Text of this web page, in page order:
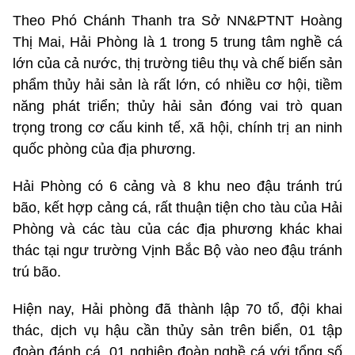
Theo Phó Chánh Thanh tra Sở NN&PTNT Hoàng
Thị Mai, Hải Phòng là 1 trong 5 trung tâm nghề cá
lớn của cả nước, thị trường tiêu thụ và chế biến sản
phẩm thủy hải sản là rất lớn, có nhiều cơ hội, tiềm
năng phát triển; thủy hải sản đóng vai trò quan
trọng trong cơ cấu kinh tế, xã hội, chính trị an ninh
quốc phòng của địa phương.
Hải Phòng có 6 cảng và 8 khu neo đậu tránh trú
bão, kết hợp cảng cá, rất thuận tiện cho tàu của Hải
Phòng và các tàu của các địa phương khác khai
thác tại ngư trường Vịnh Bắc Bộ vào neo đậu tránh
trú bão.
Hiện nay, Hải phòng đã thành lập 70 tổ, đội khai
thác, dịch vụ hậu cần thủy sản trên biển, 01 tập